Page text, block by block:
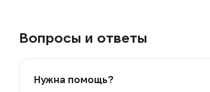
Вопросы и ответы
Нужна помощь?